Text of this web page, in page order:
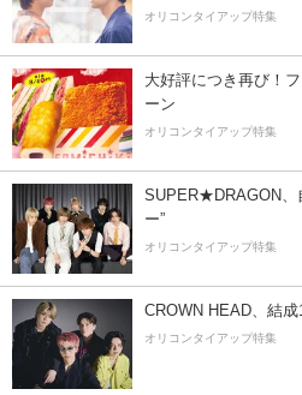
オリコンタイアップ特集
大好評につき再び！
ーン
オリコンタイアップ特集
SUPER★DRAGON、
ー”
オリコンタイアップ特集
CROWN HEAD、結
オリコンタイアップ特集